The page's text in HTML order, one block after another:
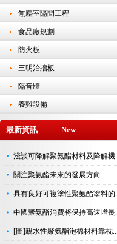
無塵室隔間工程
食品廠規劃
防火板
三明治牆板
隔音牆
養雞設備
最新資訊 New
淺談可降解聚氨酯材料及降解機...
關注聚氨酯未來的發展方向
具有良好可複塗性聚氨酯塗料的...
中國聚氨酯消費將保持高速增長...
[圖]親水性聚氨酯泡棉材料靠枕...